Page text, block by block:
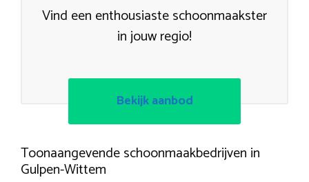
Vind een enthousiaste schoonmaakster
in jouw regio!
Bekijk aanbod
Toonaangevende schoonmaakbedrijven in
Gulpen-Wittem